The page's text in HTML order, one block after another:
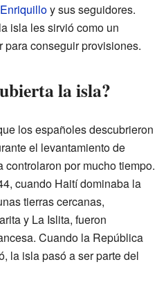
Enriquilloy sus seguidores.
isla les sirvió como un
conseguir provisiones.
la isla?
los españoles descubrieron
el levantamiento de
por mucho tiempo.
cuando Haití dominaba la
tierras cercanas,
y La Islita, fueron
Cuando la República
la isla pasó a ser parte del